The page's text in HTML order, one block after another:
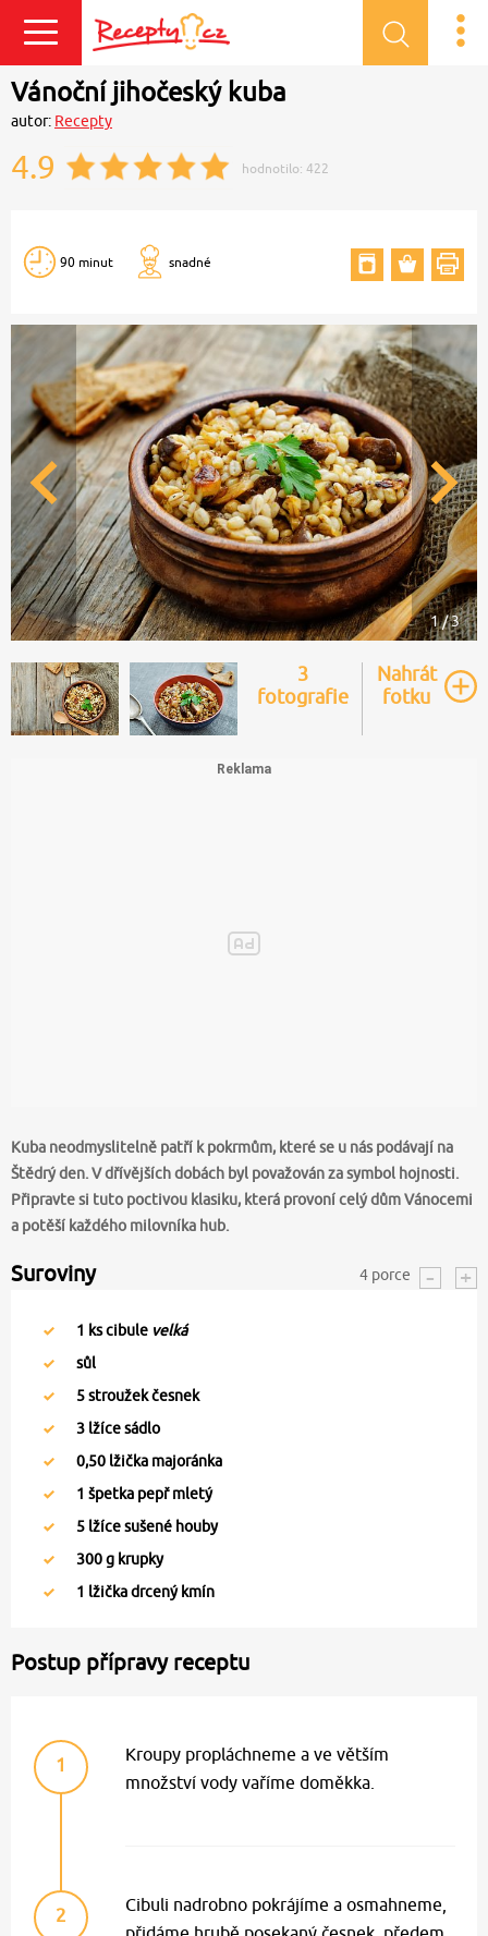
Vánoční jihočeský kuba
autor: Recepty
4.9 hodnotilo: 422
90 minut snadné
1 / 3
3
fotografie
Nahrát
fotku
Kuba neodmyslitelně patří k pokrmům, které se u nás podávají na
Štědrý den. V dřívějších dobách byl považován za symbol hojnosti.
Připravte si tuto poctivou klasiku, která provoní celý dům Vánocemi
a potěší každého milovníka hub.
Suroviny 4 porce
1 ks cibule velká
sůl
5stroužek česnek
3 lžíce sádlo
0,50 lžička majoránka
1 špetka pepř mletý
5 lžíce sušené houby
300g krupky
1 lžička drcený kmín
Postup přípravy receptu
1
Kroupy propláchneme a ve větším
množství vody vaříme doměkka.
2
Cibuli nadrobno pokrájíme a osmahneme,